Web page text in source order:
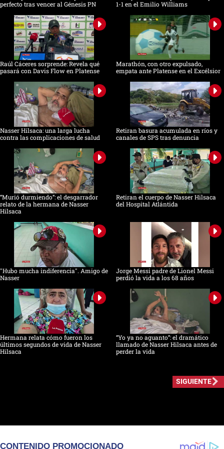
perfecto tras vencer al Génesis PN
1-1 en el Emilio Williams
Raúl Cáceres sorprende: Revela qué
pasará con Davis Flow en Platense
Marathón, con otro expulsado,
empata ante Platense en el Excélsior
Nasser Hilsaca: una larga lucha
contra las complicaciones de salud
Retiran basura acumulada en ríos y
canales de SPS tras denuncia
“Murió durmiendo”: el desgarrador
relato de la hermana de Nasser
Hilsaca
Retiran el cuerpo de Nasser Hilsaca
del Hospital Atlántida
"Hubo mucha indiferencia". Amigo de
Nasser
Jorge Messi padre de Lionel Messi
perdió la vida a los 68 años
Hermana relata cómo fueron los
últimos segundos de vida de Nasser
Hilsaca
“Yo ya no aguanto”: el dramático
llamado de Nasser Hilsaca antes de
perder la vida
SIGUIENTE
CONTENIDO PROMOCIONADO